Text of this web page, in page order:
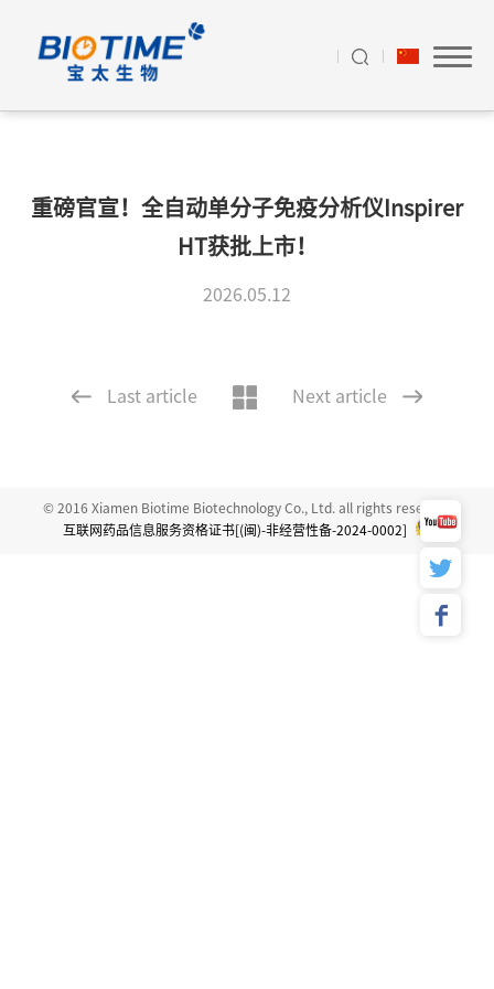
重磅官宣！全自动单分子免疫分析仪Inspirer
HT获批上市！
2026.05.12
Last article Next article
© 2016 Xiamen Biotime Biotechnology Co., Ltd. all rights reserved
互联网药品信息服务资格证书[(闽)-非经营性备-2024-0002]